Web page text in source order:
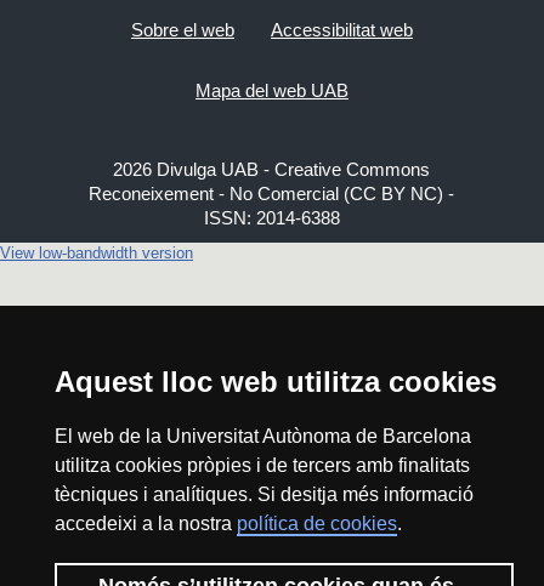
Aquest lloc web utilitza cookies
El web de la Universitat Autònoma de Barcelona
utilitza cookies pròpies i de tercers amb finalitats
tècniques i analítiques. Si desitja més informació
accedeixi a la nostra política de cookies.
Sobre el web Accessibilitat web
Mapa del web UAB
2026 Divulga UAB - Creative Commons
Reconeixement - No Comercial (CC BY NC) -
ISSN: 2014-6388
View low-bandwidth version